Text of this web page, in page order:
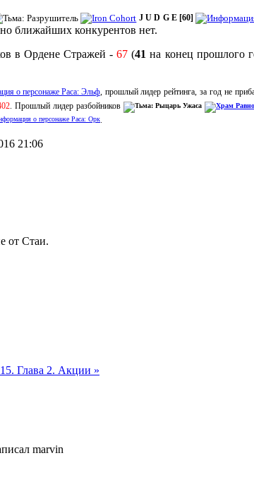
J U D G E [60]
ближайших конкурентов нет.
в Ордене Стражей -67 (41 на конец прошлого
, прошлый лидер рейтинга, за год не
. Прошлый лидер разбойников
21:06
от Стаи.
Глава 2. Акции »
marvin